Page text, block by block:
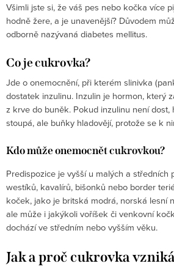
Všimli jste si, že váš pes nebo kočka více
hodně žere, a je unavenější? Důvodem
odborně nazývaná diabetes mellitus.
Co je cukrovka?
Jde o onemocnění, při kterém slinivka
dostatek inzulinu. Inzulin je hormon, který
z krve do buněk. Pokud inzulinu není
stoupá, ale buňky hladovějí, protože se k
Kdo může onemocnět cukrovkou?
Predispozice je vyšší u malých a středních
westíků, kavalírů, bišonků nebo border
koček, jako je britská modrá, norská lesní
ale může i jakýkoli voříšek či venkovní
dochází ve středním nebo vyšším věku.
Jak a proč cukrovka